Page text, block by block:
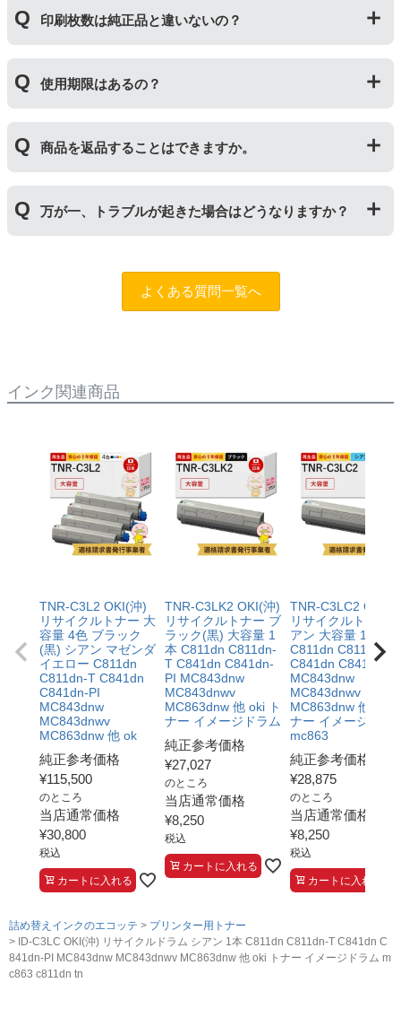
れた商品のため、お求めやすい価格になっております。
ートリッジのことです。「ドラム(感光体ユニット)」は
トナーを用紙に写すためのもので、トナーカートリッジ
の器にあたる部分になります。
トナーとドラムはそれぞれ印字できる枚数が異なってい
により使用できなくなった場合は、必ず分離してから新
しいものに交換してください。
印刷枚数は純正品と違いないの？
一部型番は、純正品より多く印刷が可能なエコッテオリ
ジナルの【特別増量版】もございます。
使用期限はあるの？
サイクルトナー/ドラムに限り、レビューをご投稿いただ
くことで保証期間が2年に延長されます。
保証期間の2年以内に使い切るようお願いいたします。
商品を返品することはできますか。
用未開封の場合であっても対応することができません。
ご購入前に商品の型番などをよくご確認ください。な
ますので、お手数ですが当店までお問い合わせくださ
万が一、トラブルが起きた場合はどうなりますか？
問合フォーム
ふたつの保証」を設けておりますので、ご購入
よくある質問一覧へ
インク関連商品
TNR-C3L2 OKI(沖)
リサイクルトナー 大
容量 4色 ブラック
(黒) シアン マゼンダ
イエロー C811dn
C811dn-T C841dn
C841dn-PI
MC843dnw
MC843dnwv
MC863dnw 他 ok
純正参考価格
¥115,500
のところ
当店通常価格
¥30,800
税込
カートに入れる
TNR-C3LK2 OKI(沖)
リサイクルトナー ブ
ラック(黒) 大容量 1
本 C811dn C811dn-
T C841dn C841dn-
PI MC843dnw
MC843dnwv
MC863dnw 他 oki ト
ナー イメージドラム
純正参考価格
¥27,027
のところ
当店通常価格
¥8,250
税込
カートに入れる
TNR-C3LC2 OKI(
リサイクルトナー
アン 大容量 1本
C811dn C811dn-T
C841dn C841dn-PI
MC843dnw
MC843dnwv
MC863dnw 他 oki
ナー イメージドラ
mc863
純正参考価格
¥28,875
のところ
当店通常価格
¥8,250
税込
カートに入れる
詰め替えインクのエコッテ
プリンター用トナー
ID-C3LC OKI(沖) リサイクルドラム シアン 1本 C811dn C811dn-T C841dn C
841dn-PI MC843dnw MC843dnwv MC863dnw 他 oki トナー イメージドラム m
c863 c811dn tn